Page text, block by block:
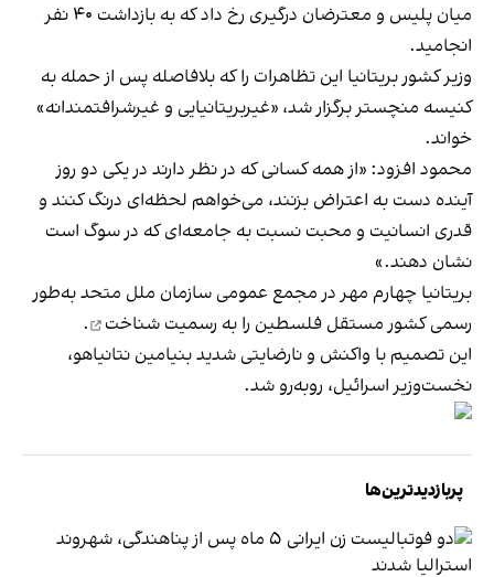
میان پلیس و معترضان درگیری رخ داد که به بازداشت ۴۰ نفر
انجامید.
وزیر کشور بریتانیا این تظاهرات را که بلافاصله پس از حمله به
کنیسه منچستر برگزار شد، «غیربریتانیایی و غیرشرافتمندانه»
خواند.
محمود افزود: «از همه کسانی که در نظر دارند در یکی دو روز
آینده دست به اعتراض بزنند، می‌خواهم لحظه‌ای درنگ کنند و
قدری انسانیت و محبت نسبت به جامعه‌ای که در سوگ است
نشان دهند.»
بریتانیا چهارم مهر در مجمع عمومی سازمان ملل متحد به‌طور
رسمی کشور مستقل فلسطین را به رسمیت شناخت
.
این تصمیم با واکنش و نارضایتی شدید بنیامین نتانیاهو،
نخست‌وزیر اسرائیل، روبه‌رو شد.
پربازدیدترین‌ها